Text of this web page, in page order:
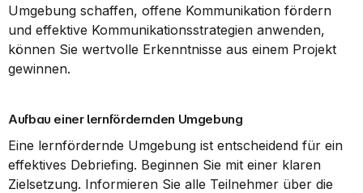
Umgebung schaffen, offene Kommunikation fördern
und effektive Kommunikationsstrategien anwenden,
können Sie wertvolle Erkenntnisse aus einem Projekt
gewinnen.
Aufbau einer lernfördernden Umgebung
Eine lernfördernde Umgebung ist entscheidend für ein
effektives Debriefing. Beginnen Sie mit einer klaren
Zielsetzung. Informieren Sie alle Teilnehmer über die